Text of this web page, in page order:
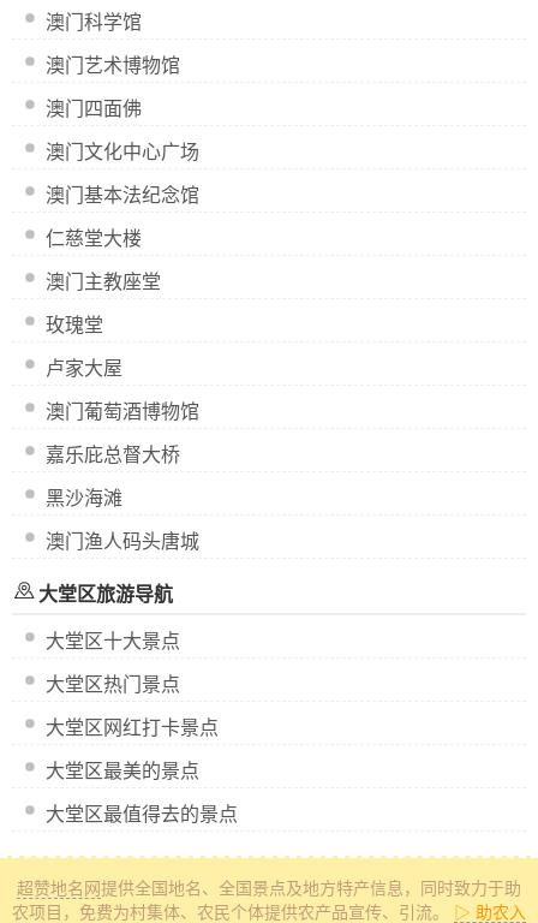
澳门科学馆
澳门艺术博物馆
澳门四面佛
澳门文化中心广场
澳门基本法纪念馆
仁慈堂大楼
澳门主教座堂
玫瑰堂
卢家大屋
澳门葡萄酒博物馆
嘉乐庇总督大桥
黑沙海滩
澳门渔人码头唐城
大堂区旅游导航
大堂区十大景点
大堂区热门景点
大堂区网红打卡景点
大堂区最美的景点
大堂区最值得去的景点
超赞地名网提供全国地名、全国景点及地方特产信息，同时致力于助
农项目，免费为村集体、农民个体提供农产品宣传、引流。
▷ 助农入